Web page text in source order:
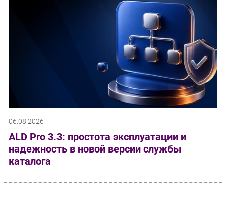
06.08.2026
ALD Pro 3.3: простота эксплуатации и
надежность в новой версии службы
каталога